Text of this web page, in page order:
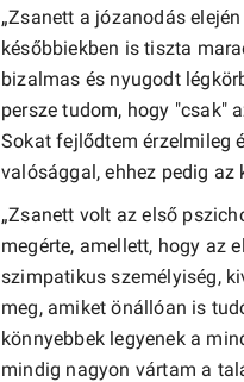
„Zsanett a józanodás
későbbiekben is tiszta
bizalmas és nyugodt
persze tudom, hogy "csak"
Sokat fejlődtem érzelmileg
valósággal, ehhez pedig az
„Zsanett volt az első
megérte, amellett, hogy az
szimpatikus személyiség,
meg, amiket önállóan is
könnyebbek legyenek a
mindig nagyon vártam a